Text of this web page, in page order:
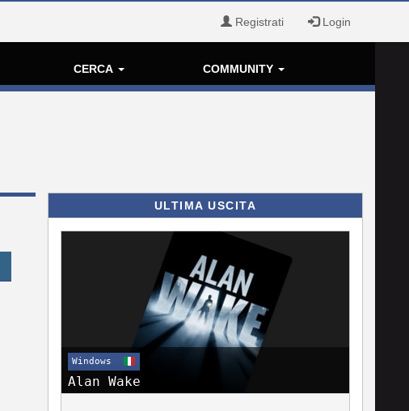
Registrati Login
CERCA COMMUNITY
ULTIMA USCITA
Windows
Alan Wake